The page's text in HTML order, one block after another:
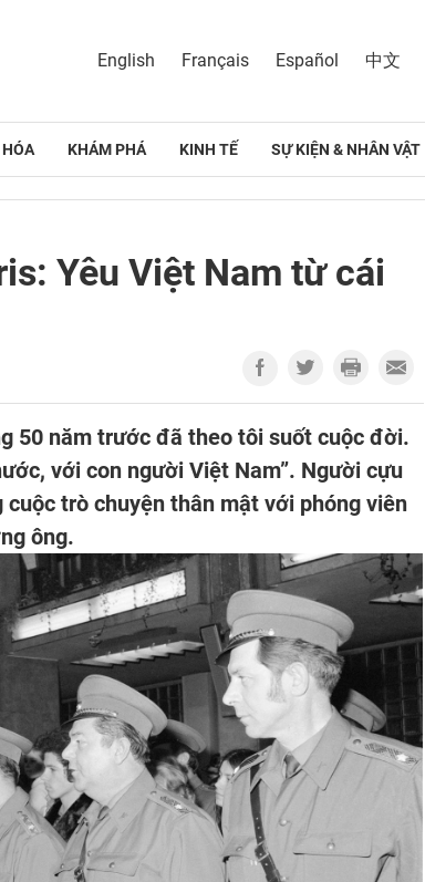
English Français Español 中文
KHÁM PHÁ KINH TẾ SỰ KIỆN & NHÂN VẬT
Yêu Việt Nam từ cái
50 năm trước đã theo tôi suốt cuộc đời.
với con người Việt Nam”. Người cựu
trò chuyện thân mật với phóng viên
ông.